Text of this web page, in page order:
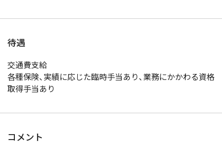
待遇
交通費支給
各種保険、実績に応じた臨時手当あり、業務にかかわる資格
取得手当あり
コメント